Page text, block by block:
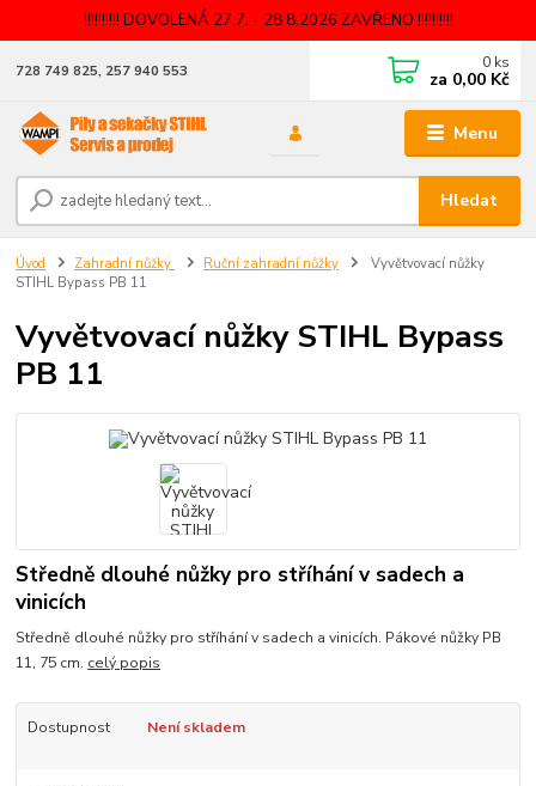
!!!!!!!!!! DOVOLENÁ 27.7. - 28.8.2026 ZAVŘENO !!!!!!!!!!
Menu
Hledat
728 749 825, 257 940 553 0 ks
za 0,00 Kč
Úvod Zahradní nůžky Ruční zahradní nůžky
Vyvětvovací nůžky
STIHL Bypass PB 11
Vyvětvovací nůžky STIHL Bypass
PB 11
Středně dlouhé nůžky pro stříhání v sadech a
vinicích
Středně dlouhé nůžky pro stříhání v sadech a vinicích. Pákové nůžky PB
11, 75 cm. celý popis
Dostupnost Není skladem